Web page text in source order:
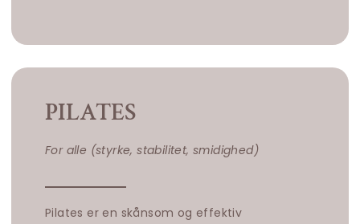
PILATES
For alle (styrke, stabilitet, smidighed)
Pilates er en skånsom og effektiv